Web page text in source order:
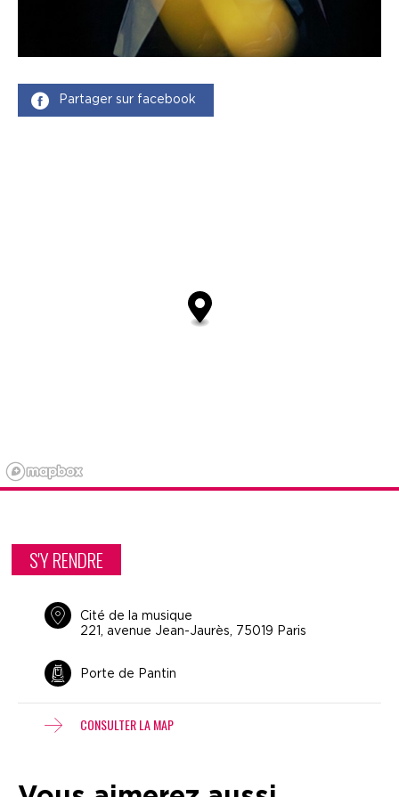
Partager sur facebook
S'Y RENDRE
Cité de la musique
221, avenue Jean-Jaurès, 75019 Paris
Porte de Pantin
CONSULTER LA MAP